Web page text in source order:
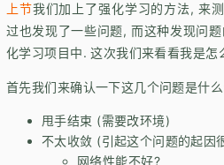
上节我们加上了强化学习的方法, 来
过也发现了一些问题, 而这种发现问
化学习项目中. 这次我们来看看我是怎
首先我们来确认一下这几个问题是什
甩手结束 (需要改环境)
不太收敛 (引起这个问题的起因
网络性能不好?